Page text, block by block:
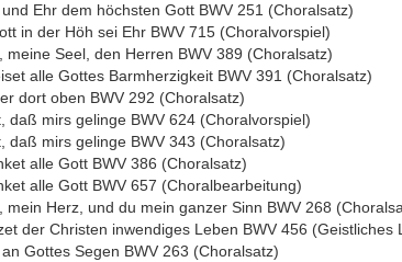
Ehr dem höchsten Gott BWV 251 (Choralsatz)
in der Höh sei Ehr BWV 715 (Choralvorspiel)
meine Seel, den Herren BWV 389 (Choralsatz)
alle Gottes Barmherzigkeit BWV 391 (Choralsatz)
dort oben BWV 292 (Choralsatz)
daß mirs gelinge BWV 624 (Choralvorspiel)
daß mirs gelinge BWV 343 (Choralsatz)
alle Gott BWV 386 (Choralsatz)
alle Gott BWV 657 (Choralbearbeitung)
mein Herz, und du mein ganzer Sinn BWV 268
der Christen inwendiges Leben BWV 456 (Geistliches
Gottes Segen BWV 263 (Choralsatz)